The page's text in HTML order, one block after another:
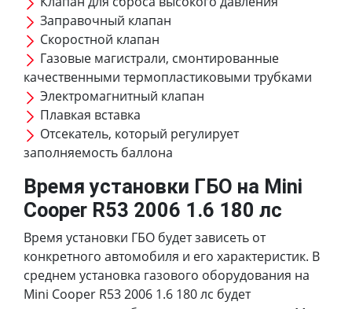
Заправочный клапан
Скоростной клапан
Газовые магистрали, смонтированные
качественными термопластиковыми трубками
Электромагнитный клапан
Плавкая вставка
Отсекатель, который регулирует
заполняемость баллона
Время установки ГБО на Mini
Cooper R53 2006 1.6 180 лс
Время установки ГБО будет зависеть от
конкретного автомобиля и его характеристик. В
среднем установка газового оборудования на
Mini Cooper R53 2006 1.6 180 лс будет